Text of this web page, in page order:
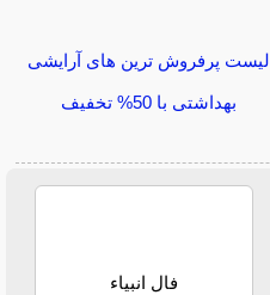
لیست پرفروش ترین های آرایشی
بهداشتی با 50% تخفیف
فال انبیاء